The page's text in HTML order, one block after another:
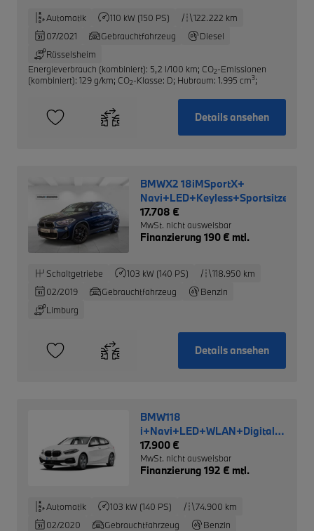
Automatik 110 kW (150 PS)
122.222 km
07/2021
Gebrauchtfahrzeug
Diesel
Rüsselsheim
Energieverbrauch (kombiniert): 5,2 l/100 km; CO2-Emissionen
(kombiniert): 129 g/km; CO2-Klasse: D; Hubraum: 1.995 cm3;
Details ansehen
BMWX2 18iMSportX+
17.708 €
MwSt. nicht ausweisbar
Finanzierung 190 € mtl.
Schaltgetriebe 103 kW (140 PS)
118.950 km
02/2019
Gebrauchtfahrzeug
Benzin
Limburg
Details ansehen
BMW118
i+Navi+LED+WLAN+Digitales
Cockpit+SHZ+PDCv+h
17.900 €
MwSt. nicht ausweisbar
Finanzierung 192 € mtl.
Automatik 103 kW (140 PS)
74.900 km
02/2020
Gebrauchtfahrzeug
Benzin